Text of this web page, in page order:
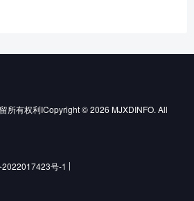
所有权利ICopyright © 2026 MJXDINFO. All
2022017423号-1 |